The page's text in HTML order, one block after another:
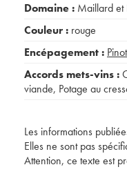
Domaine : Maillard et
Couleur : rouge
Encépagement :
Accords mets-vins :
viande, Potage au
Les informations
Elles ne sont pas
Attention, ce texte est